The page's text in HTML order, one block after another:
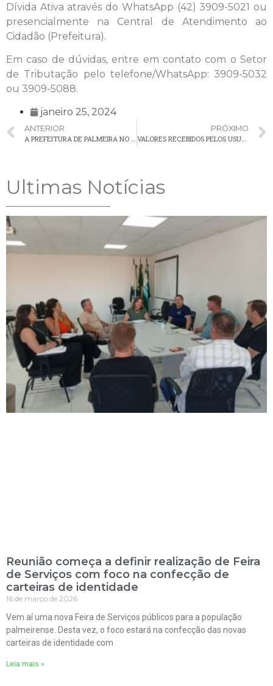
Dívida Ativa através do WhatsApp (42) 3909-5021 ou
presencialmente na Central de Atendimento ao
Cidadão (Prefeitura).
Em caso de dúvidas, entre em contato com o Setor
de Tributação pelo telefone/WhatsApp: 3909-5032
ou 3909-5088.
janeiro 25, 2024
ANTERIOR
A PREFEITURA DE PALMEIRA NO WHATSAPP: INFORMAÇÕES AO SEU ALCANCE!
PRÓXIMO
VALORES RECEBIDOS PELOS USUÁRIOS DO SUAS DE PALMEIRA, POR MEIO DE POLÍTICAS DE TRANSFERÊNCIA DE RENDA, NO ANO DE 2023
Ultimas Notícias
Reunião começa a definir realização de Feira
de Serviços com foco na confecção de
carteiras de identidade
16 de março de 2026
Vem aí uma nova Feira de Serviços públicos para a população
palmeirense. Desta vez, o foco estará na confecção das novas
carteiras de identidade com
Leia mais »